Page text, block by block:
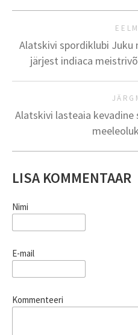
Alatskivi spordiklubi
järjest indiaca
Alatskivi lasteaia
LISA KOMMENTAAR
Nimi
E-mail
Kommenteeri